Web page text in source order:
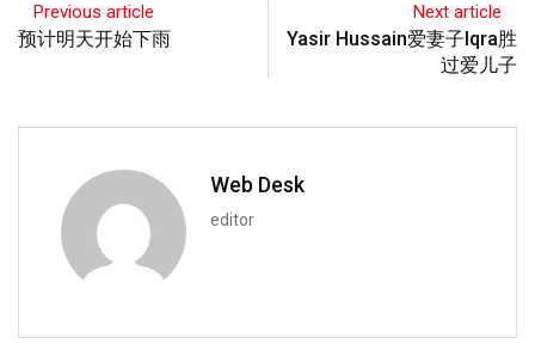
Previous article
预计明天开始下雨
Next article
Yasir Hussain爱妻子Iqra胜
过爱儿子
Web Desk
editor